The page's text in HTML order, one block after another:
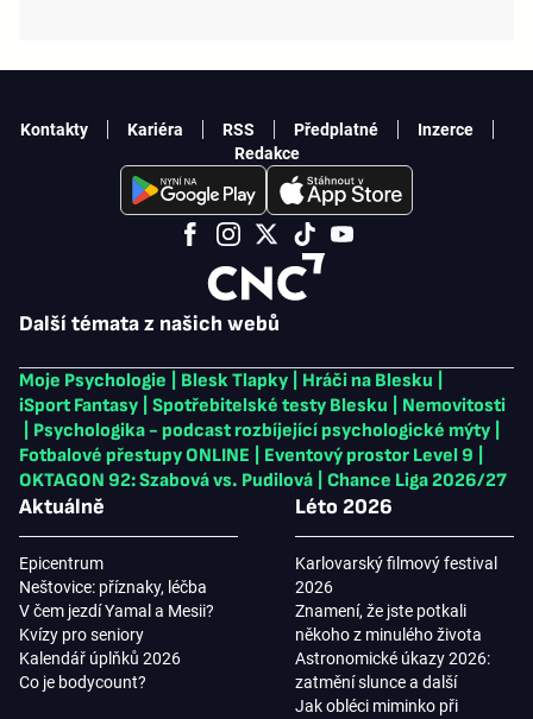
Další témata z našich webů
Moje Psychologie Blesk Tlapky Hráči na Blesku
iSport Fantasy
Spotřebitelské testy Blesku
Nemovitosti
Psychologika - podcast rozbíjející psychologické mýty
Fotbalové přestupy ONLINE
Eventový prostor Level 9
OKTAGON 92: Szabová vs. Pudilová
Chance Liga 2026/27
Aktuálně
Epicentrum
Neštovice: příznaky, léčba
V čem jezdí Yamal a Mesii?
Kvízy pro seniory
Kalendář úplňků 2026
Co je bodycount?
Léto 2026
Karlovarský filmový festival
2026
Znamení, že jste potkali
někoho z minulého života
Astronomické úkazy 2026:
zatmění slunce a další
Jak obléci miminko při
Kontakty Kariéra RSS Předplatné
Inzerce
Redakce